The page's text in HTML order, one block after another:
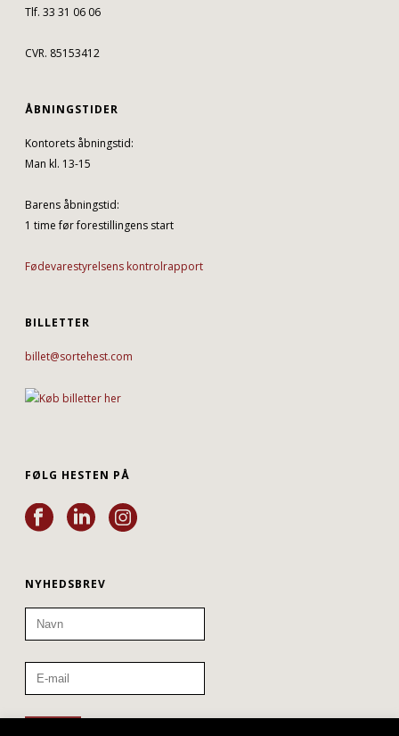
Tlf. 33 31 06 06
CVR. 85153412
ÅBNINGSTIDER
Kontorets åbningstid:
Man kl. 13-15
Barens åbningstid:
1 time før forestillingens start
Fødevarestyrelsens kontrolrapport
BILLETTER
billet@sortehest.com
FØLG HESTEN PÅ
NYHEDSBREV